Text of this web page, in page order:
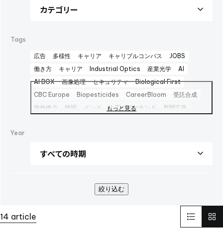
Tags
広告 多様性 キャリア キャリブルコンパス
JOBS
働き方
キャリア Industrial Optics 産業光学
AI
AI BOX
画像処理 セキュリティ
Biological First
CBC Europe
Biopesticides CareerBloom
受託合成
海外拠点
韓国 インド 人工ダイヤモンド
新聞広告
package
foods
SINA COVA ファッション
インターフェックスWeek 東京
もっと見る
Year
絞り込む
14 article